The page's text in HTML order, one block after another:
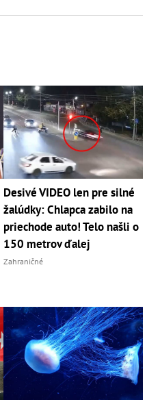
Desivé VIDEO len pre silné
žalúdky: Chlapca zabilo na
priechode auto! Telo našli o
150 metrov ďalej
Zahraničné